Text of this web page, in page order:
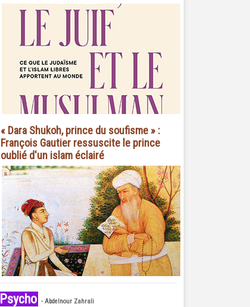
« Dara Shukoh, prince du soufisme » :
François Gautier ressuscite le prince
oublié d'un islam éclairé
Psycho - Abdelnour Zahrali